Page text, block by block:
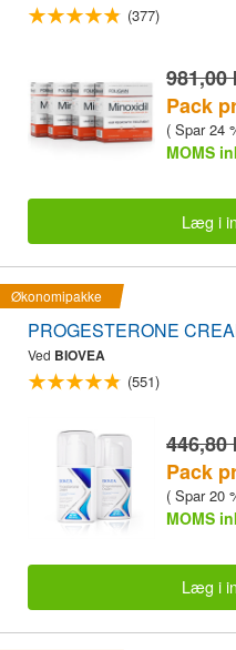
(377)
981,00
Pack
( Spar 24
MOMS
Læg i
Økonomipakke
PROGESTERONE
Ved BIOVEA
(551)
446,80
Pack
( Spar 20
MOMS
Læg i